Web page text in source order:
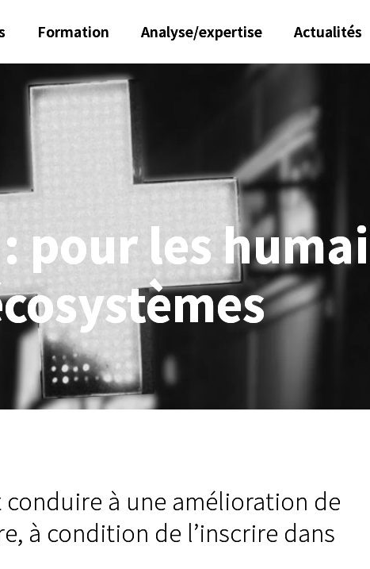
Formation Analyse/expertise Actualités
pour les
conduire à une amélioration de
à condition de l’inscrire dans